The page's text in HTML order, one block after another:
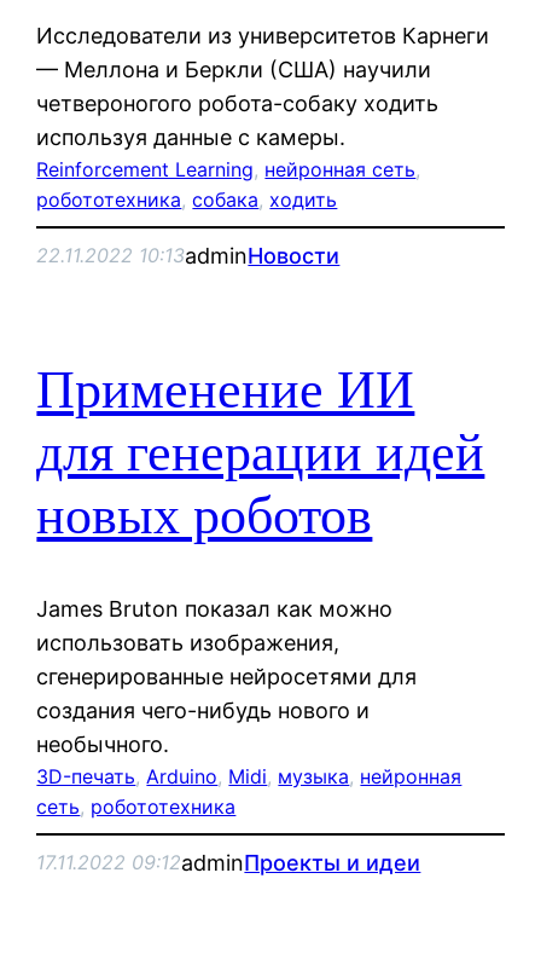
Исследователи из университетов Карнеги
— Меллона и Беркли (США) научили
четвероногого робота-собаку ходить
используя данные с камеры.
Reinforcement Learning, нейронная сеть
робототехника, собака, ходить
22.11.2022 10:13adminНовости
Применение ИИ
для генерации идей
новых роботов
James Bruton показал как можно
использовать изображения,
сгенерированные нейросетями для
создания чего-нибудь нового и
необычного.
3D-печать, Arduino, Midi, музыка, нейронная
сеть, робототехника
17.11.2022 09:12adminПроекты и идеи